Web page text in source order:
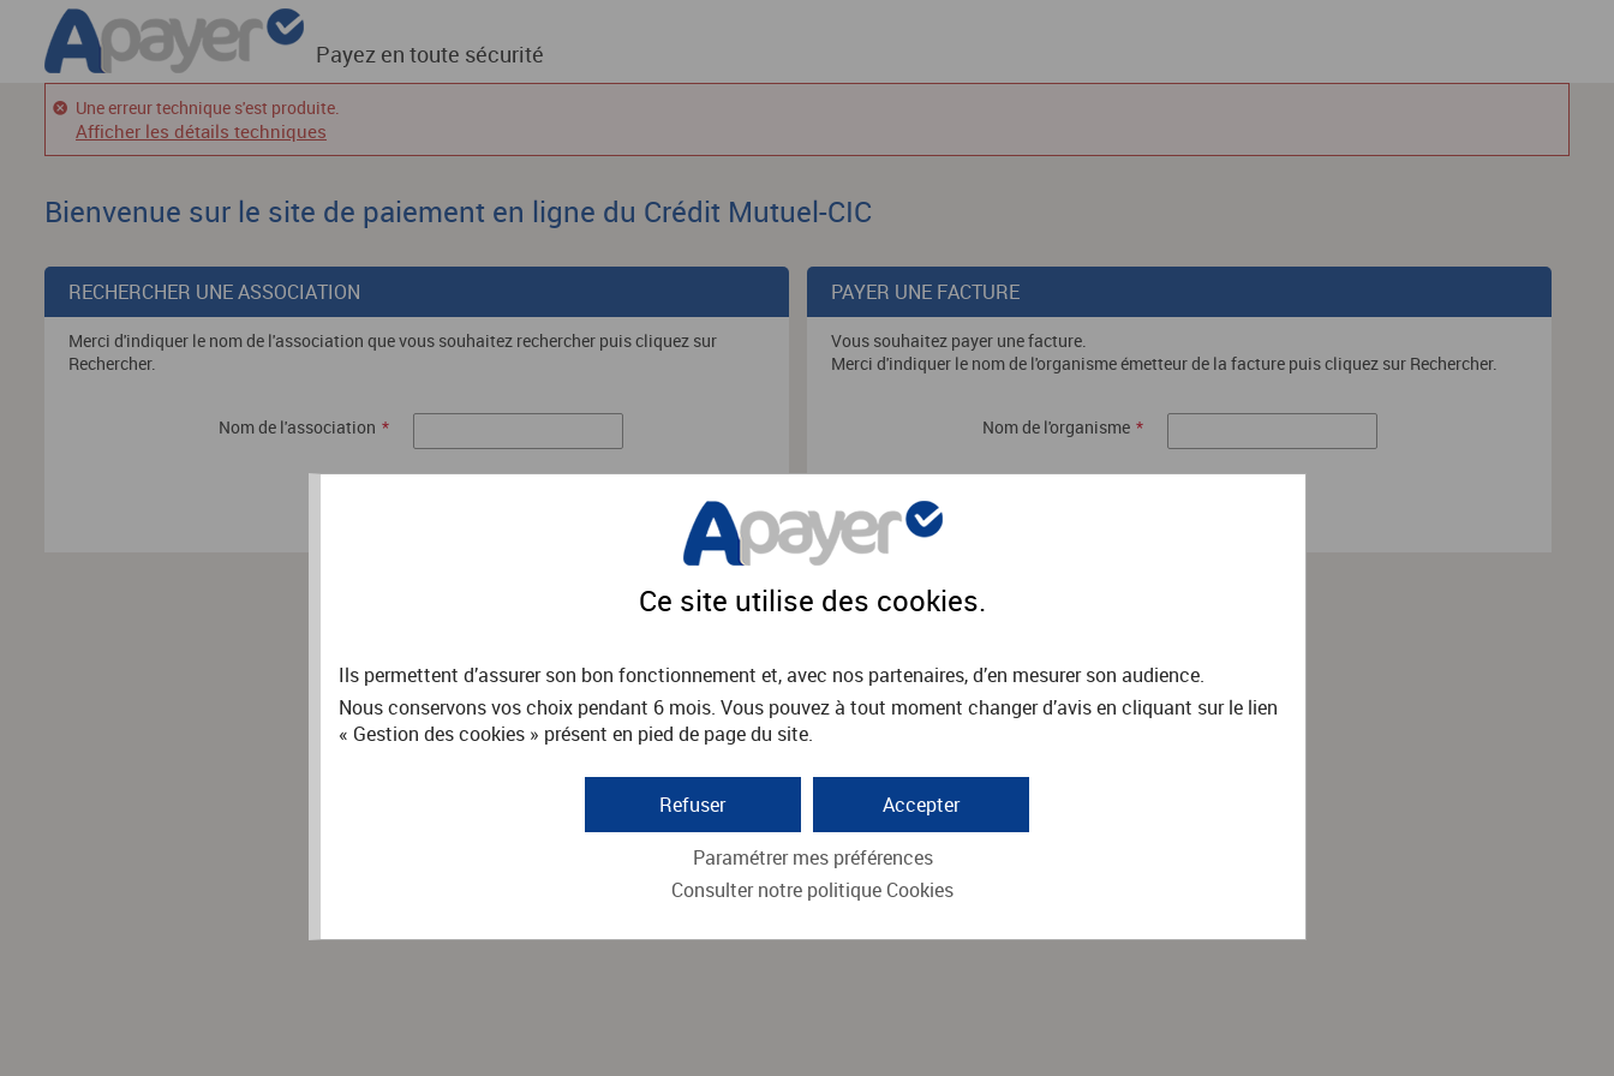
Payez en toute sécurité
Une erreur technique s'est produite.
Afficher les détails techniques
Bienvenue sur le site de paiement en ligne du Crédit Mutuel-CIC
RECHERCHER UNE ASSOCIATION
Merci d'indiquer le nom de l'association que vous souhaitez rechercher puis cliquez sur
Rechercher.
Nom de l'association *
PAYER UNE FACTURE
Vous souhaitez payer une facture.
Merci d'indiquer le nom de l'organisme émetteur de la facture puis cliquez sur Rechercher.
Nom de l'organisme *
Ce site utilise des cookies.
Ils permettent d’assurer son bon fonctionnement et, avec nos partenaires, d’en mesurer son audience.
Nous conservons vos choix pendant 6 mois. Vous pouvez à tout moment changer d’avis en cliquant sur le lien
« Gestion des cookies » présent en pied de page du site.
Accepter
Refuser
Paramétrer mes préférences
Consulter notre politique Cookies